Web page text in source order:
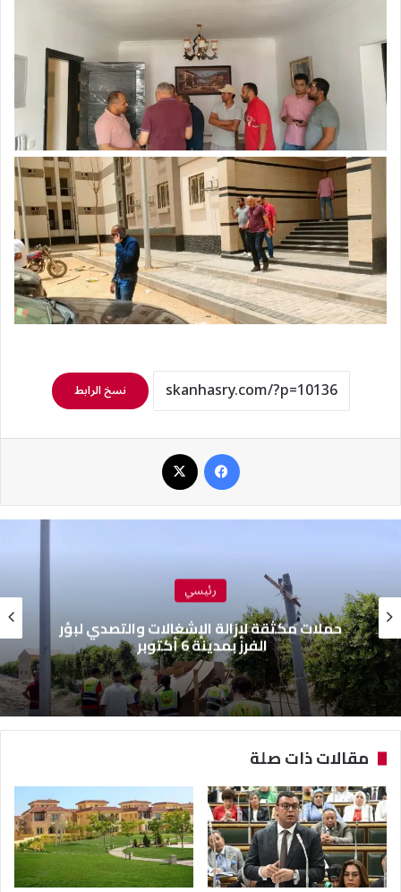
نسخ الرابط
رئيسي
حملات مكثقة لإزالة الإشغالات والتصدي لبؤر
الفرز بمدينة 6 أكتوبر
مقالات ذات صلة